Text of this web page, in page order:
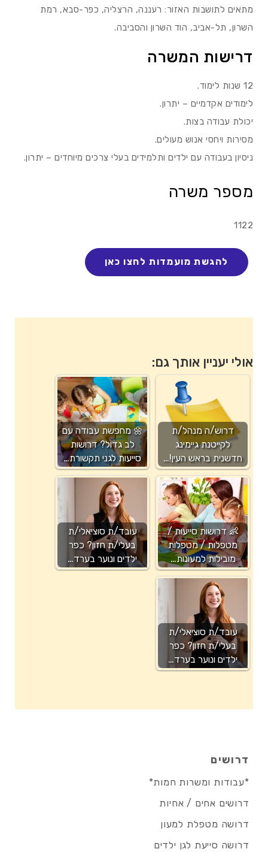
מתאים לתושבות האזור: רעננה, הרצליה, כפר-סבא, רמת
השרון, תל-אביב, הוד השרון והסביבה.
דרישות המשרה
12 שנות לימוד.
לימודים אקדמיים – יתרון.
יכולת עבודה בצות.
מסירות ויחסי אנוש מעולים.
ניסיון בעבודה עם ילדים ותלמידים בעלי צרכים מיוחדים – יתרון.
מספר משרה
1122
אולי יעניין אותך גם:
דרוש/ה מנהל/ת
לקייטנת גיימינג
חדשנית בראש העין!…
🌼 מחפשת עבודה עם
לב גדול? דרושות
סייעות לגני תקשורת…
👶 דרושות סייעות /
מטפלות / מטפלות
מובילות למעונות…
עובד/ת סוציאלי/ת
בעלי/ת חזון? כפר
ילדים ונוער בערד…
עובד/ת סוציאלי/ת
בעלי/ת חזון? כפר
ילדים ונוער בערד…
דרושים
*עבודות ומשרות חמות*
דרושים אחים / אחיות
דרושה מטפלת למעון
דרושה סייעת לגן ילדים